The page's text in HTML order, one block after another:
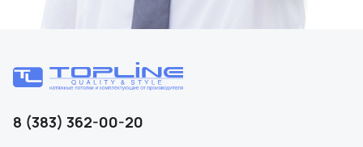
8 (383) 362-00-20